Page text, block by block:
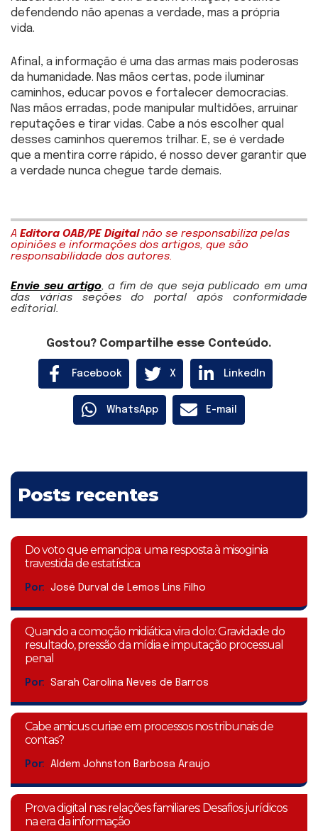
defendendo não apenas a verdade, mas a própria
vida.
Afinal, a informação é uma das armas mais poderosas
da humanidade. Nas mãos certas, pode iluminar
caminhos, educar povos e fortalecer democracias.
Nas mãos erradas, pode manipular multidões, arruinar
reputações e tirar vidas. Cabe a nós escolher qual
desses caminhos queremos trilhar. E, se é verdade
que a mentira corre rápido, é nosso dever garantir que
a verdade nunca chegue tarde demais.
A Editora OAB/PE Digitalnão se responsabiliza pelas
opiniões e informações dos artigos, que são
responsabilidade dos autores.
Envie seu artigo, a fim de que seja publicado em uma
das várias seções do portal após conformidade
editorial.
Gostou? Compartilhe esse Conteúdo.
Facebook X LinkedIn
WhatsApp E-mail
Posts recentes
Do voto que emancipa: uma resposta à misoginia
travestida de estatística
Por: José Durval de Lemos Lins Filho
Quando a comoção midiática vira dolo: Gravidade do
resultado, pressão da mídia e imputação processual
penal
Por: Sarah Carolina Neves de Barros
Cabe amicus curiae em processos nos tribunais de
contas?
Por: Aldem Johnston Barbosa Araujo
Prova digital nas relações familiares: Desafios jurídicos
na era da informação